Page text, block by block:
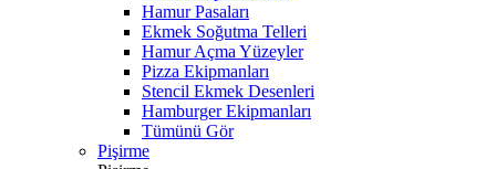
Hamur Pasaları
Ekmek Soğutma Telleri
Hamur Açma Yüzeyler
Pizza Ekipmanları
Stencil Ekmek Desenleri
Hamburger Ekipmanları
Tümünü Gör
Pişirme